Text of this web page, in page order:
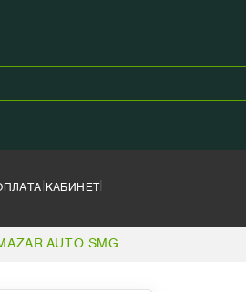
КАБИНЕТ |
AUTO SMG